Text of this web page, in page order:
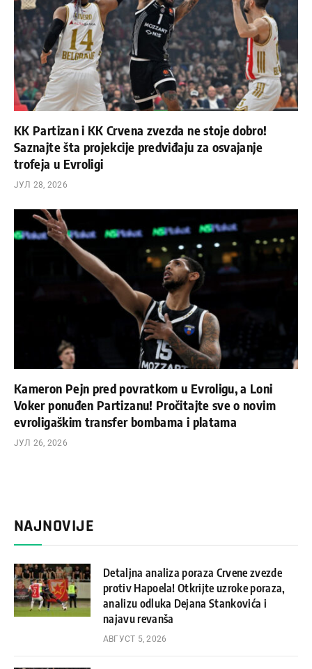
KK Partizan i KK Crvena zvezda ne stoje dobro!
Saznajte šta projekcije predviđaju za osvajanje
trofeja u Evroligi
ЈУЛ 28, 2026
Kameron Pejn pred povratkom u Evroligu, a Loni
Voker ponuđen Partizanu! Pročitajte sve o novim
evroligaškim transfer bombama i platama
ЈУЛ 26, 2026
NAJNOVIJE
Detaljna analiza poraza Crvene zvezde
protiv Hapoela! Otkrijte uzroke poraza,
analizu odluka Dejana Stankovića i
najavu revanša
АВГУСТ 5, 2026